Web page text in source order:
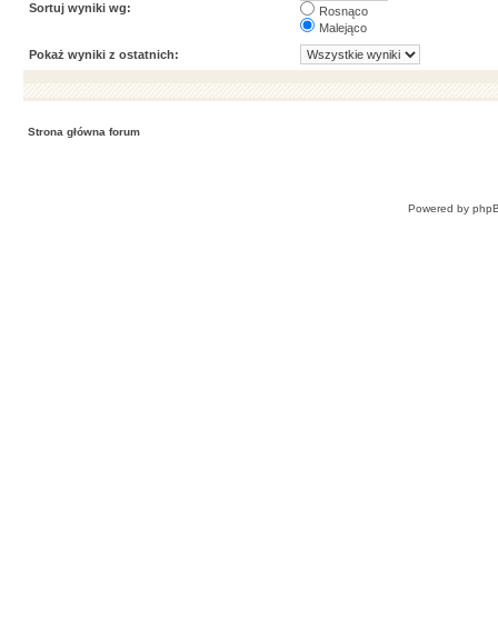
Sortuj wyniki wg:
Rosnąco
Malejąco
Pokaż wyniki z ostatnich:
Strona główna forum
Powered by